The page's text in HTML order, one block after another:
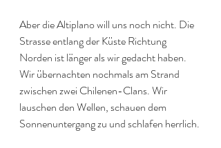
Aber die Altiplano will uns noch nicht. Die
Strasse entlang der Küste Richtung
Norden ist länger als wir gedacht haben.
Wir übernachten nochmals am Strand
zwischen zwei Chilenen-Clans. Wir
lauschen den Wellen, schauen dem
Sonnenuntergang zu und schlafen herrlich.